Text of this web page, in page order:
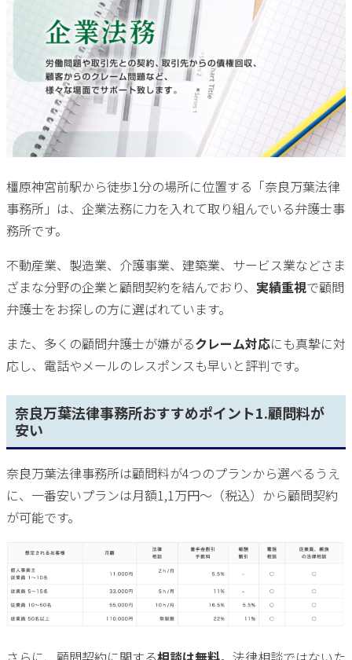
橿原神宮前駅から徒歩1分の場所に位置する「奈良万葉法律
事務所」は、企業法務に力を入れて取り組んでいる弁護士事
務所です。
不動産業、製造業、介護事業、建築業、サービス業などさま
ざまな分野の企業と顧問契約を結んでおり、 実績重視で顧問
弁護士をお探しの方に選ばれています。
また、多くの顧問弁護士が嫌がるクレーム対応にも真摯に対
応し、電話やメールのレスポンスも早いと評判です。
奈良万葉法律事務所おすすめポイント1.顧問料が
安い
奈良万葉法律事務所は顧問料が4つのプランから選べるうえ
に、一番安いプランは月額1,1万円〜（税込）から顧問契約
が可能です。